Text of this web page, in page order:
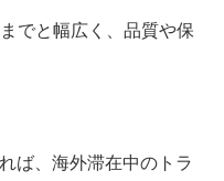
でと幅広く、品質や保
ば、海外滞在中のトラ